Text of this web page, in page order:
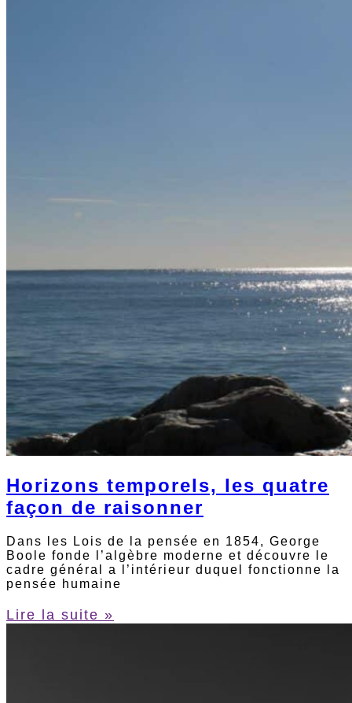
Horizons temporels, les quatre
façon de raisonner
Dans les Lois de la pensée en 1854, George
Boole fonde l’algèbre moderne et découvre le
cadre général a l’intérieur duquel fonctionne la
pensée humaine
Lire la suite »